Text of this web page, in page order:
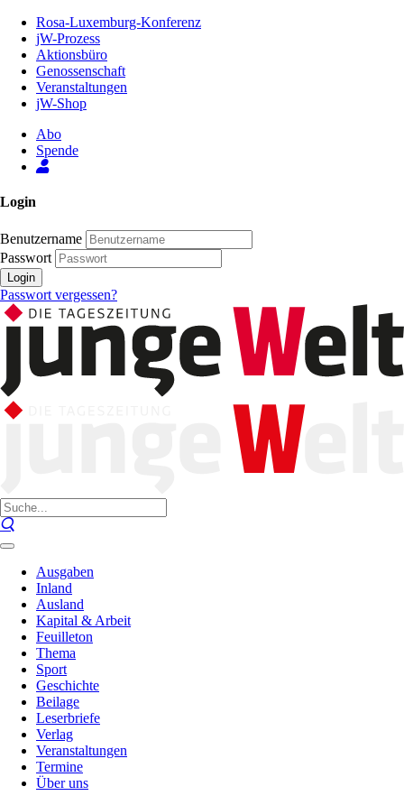
Inhalt
Seite
Rosa-Luxemburg-Konferenz
jW-Prozess
Aktionsbüro
Genossenschaft
Veranstaltungen
jW-Shop
Abo
Spende
Login
Benutzername
Passwort
Login
Passwort vergessen?
Ausgaben
Inland
Ausland
Kapital & Arbeit
Feuilleton
Thema
Sport
Geschichte
Beilage
Leserbriefe
Verlag
Veranstaltungen
Termine
Über uns